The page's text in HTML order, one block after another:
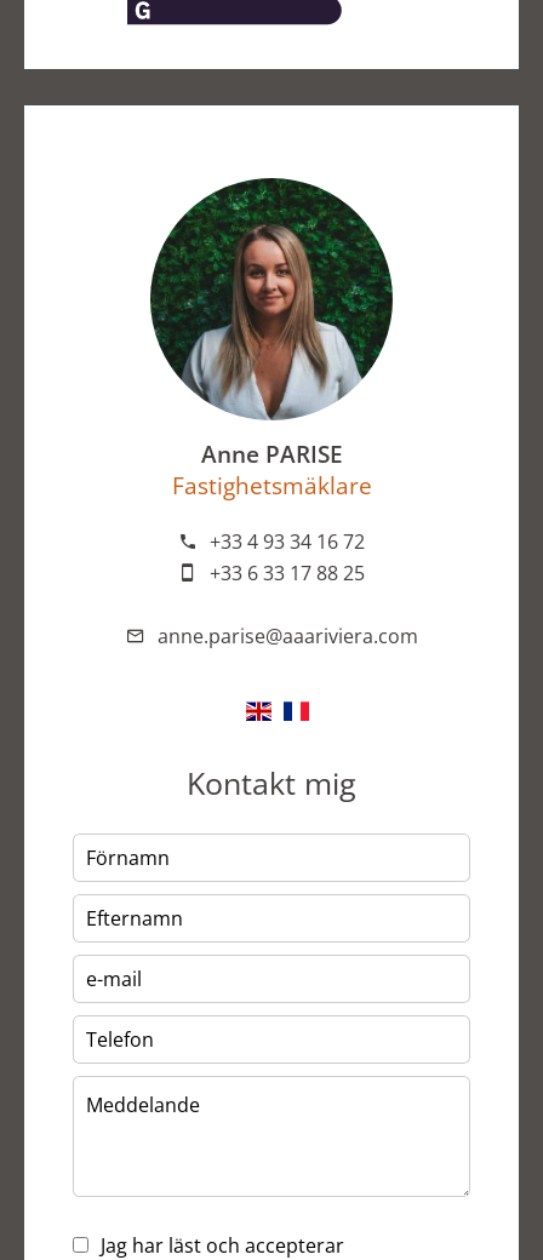
Anne PARISE
Fastighetsmäklare
+33 4 93 34 16 72
+33 6 33 17 88 25
anne.parise@aaariviera.com
Kontakt mig
Jag har läst och accepterar